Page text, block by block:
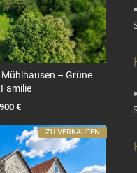
– Grüne
€
ZU VERKAUFEN